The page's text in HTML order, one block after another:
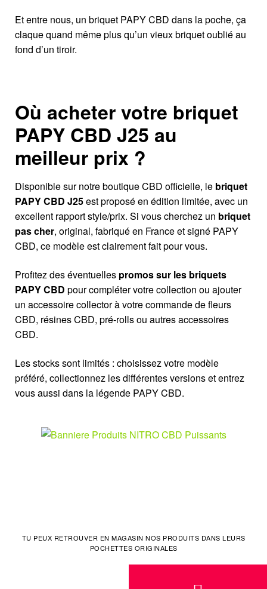
Et entre nous, un briquet PAPY CBD dans la poche, ça
claque quand même plus qu’un vieux briquet oublié au
fond d’un tiroir.
Où acheter votre briquet
PAPY CBD J25 au
meilleur prix ?
Disponible sur notre boutique CBD officielle, le briquet
PAPY CBD J25est proposé en édition limitée, avec un
excellent rapport style/prix. Si vous cherchez un briquet
pas cher, original, fabriqué en France et signé PAPY
CBD, ce modèle est clairement fait pour vous.
Profitez des éventuelles promos sur les briquets
PAPY CBD pour compléter votre collection ou ajouter
un accessoire collector à votre commande de fleurs
CBD, résines CBD, pré-rolls ou autres accessoires
CBD.
Les stocks sont limités : choisissez votre modèle
préféré, collectionnez les différentes versions et entrez
vous aussi dans la légende PAPY CBD.
TU PEUX RETROUVER EN MAGASIN NOS PRODUITS DANS LEURS
POCHETTES ORIGINALES